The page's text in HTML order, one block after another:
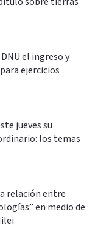
el ingreso y
ejercicios
jueves su
los temas
relación entre
en medio de